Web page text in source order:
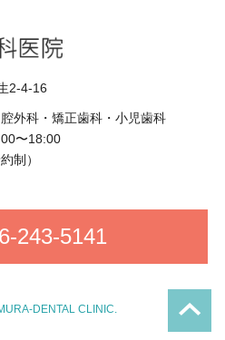
2-4-16
外科・矯正歯科・小児歯科
〜18:00
制）
243-5141
DENTAL CLINIC.